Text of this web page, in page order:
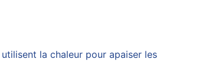
la chaleur pour apaiser les